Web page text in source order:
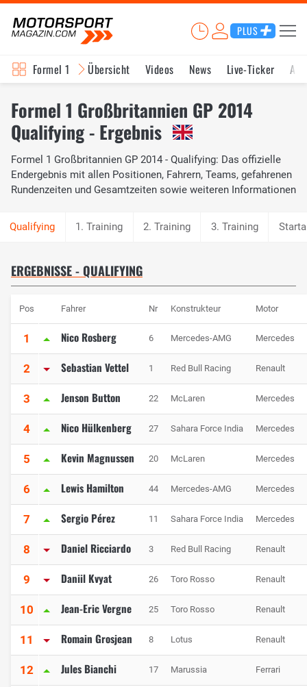
PLUS
Formel 1 Übersicht Videos News Live-Ticker
Formel 1 Großbritannien GP 2014
Qualifying - Ergebnis
Formel 1 Großbritannien GP 2014 - Qualifying: Das offizielle
Endergebnis mit allen Positionen, Fahrern, Teams, gefahrenen
Rundenzeiten und Gesamtzeiten sowie weiteren Informationen
1. Training 2. Training 3. Training
ERGEBNISSE - QUALIFYING
Pos Fahrer Nr Konstrukteur Motor
1 Nico Rosberg 6 Mercedes-AMG Mercedes
2 Sebastian Vettel 1 Red Bull Racing Renault
3 Jenson Button 22 McLaren Mercedes
4 Nico Hülkenberg 27 Sahara Force India Mercedes
5 Kevin Magnussen 20 McLaren Mercedes
6 Lewis Hamilton 44 Mercedes-AMG Mercedes
7 Sergio Pérez 11 Sahara Force India Mercedes
8 Daniel Ricciardo 3 Red Bull Racing Renault
9 Daniil Kvyat 26 Toro Rosso Renault
10 Jean-Eric Vergne 25 Toro Rosso Renault
11 Romain Grosjean 8 Lotus Renault
12 Jules Bianchi 17 Marussia Ferrari